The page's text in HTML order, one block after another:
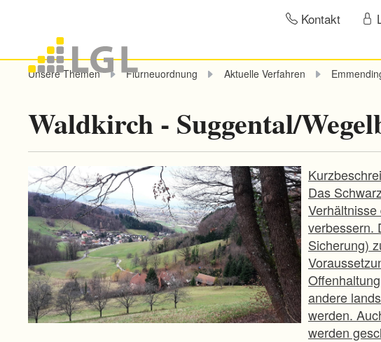
Kontakt
Unsere Themen Flurneuordnung Aktuelle Verfahren
Waldkirch - Suggental/
Das
verbessern.
Sicherung)
andere
werden.
werden